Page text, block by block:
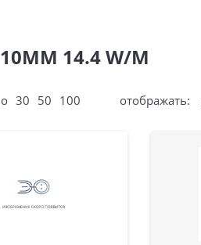
14.4 W/M
30 50 100 отображать: